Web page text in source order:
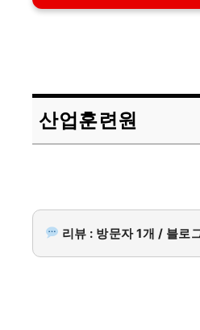
산업훈련원
리뷰 : 방문자 1개 / 블로